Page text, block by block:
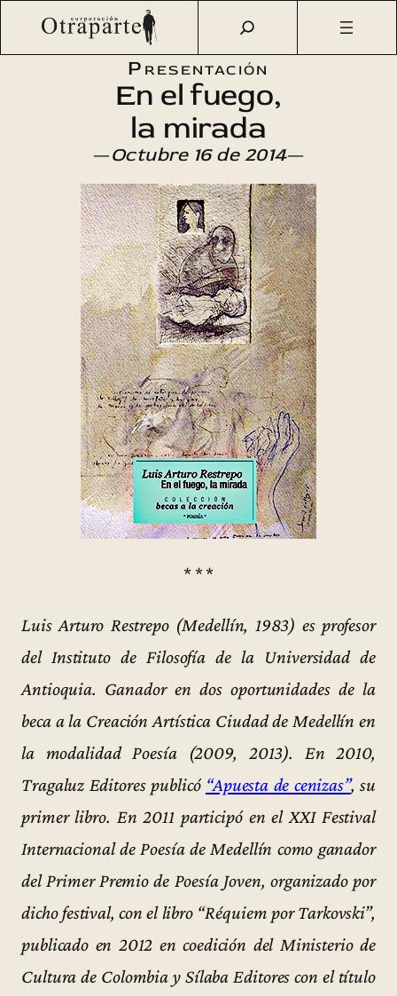
Saltar
Otraparte.org/Agenda Cultural Literatura
En el fuego,
Presentación
En el fuego,
la mirada
—Octubre 16 de 2014—
* * *
Luis Arturo Restrepo (Medellín, 1983) es profesor
del Instituto de Filosofía de la Universidad de
Antioquia. Ganador en dos oportunidades de la
beca a la Creación Artística Ciudad de Medellín en
la modalidad Poesía (2009, 2013). En 2010,
Tragaluz Editores publicó “Apuesta de cenizas”, su
primer libro. En 2011 participó en el XXI Festival
Internacional de Poesía de Medellín como ganador
del Primer Premio de Poesía Joven, organizado por
dicho festival, con el libro “Réquiem por Tarkovski”,
publicado en 2012 en coedición del Ministerio de
Cultura de Colombia y Sílaba Editores con el título